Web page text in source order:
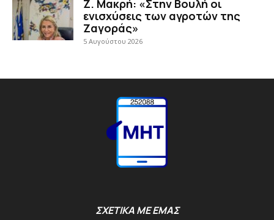
Ζ. Μακρή: «Στην Βουλή οι
ενισχύσεις των αγροτών της
Ζαγοράς»
5 Αυγούστου 2026
ΣΧΕΤΙΚΑ ΜΕ ΕΜΑΣ